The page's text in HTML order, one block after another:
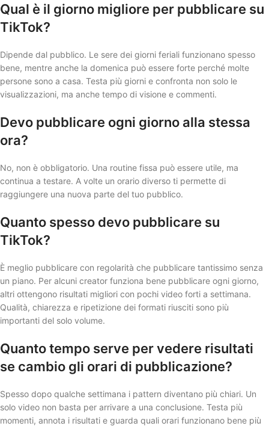
Qual è il giorno migliore per pubblicare su
TikTok?
Dipende dal pubblico. Le sere dei giorni feriali funzionano spesso
bene, mentre anche la domenica può essere forte perché molte
persone sono a casa. Testa più giorni e confronta non solo le
visualizzazioni, ma anche tempo di visione e commenti.
Devo pubblicare ogni giorno alla stessa
ora?
No, non è obbligatorio. Una routine fissa può essere utile, ma
continua a testare. A volte un orario diverso ti permette di
raggiungere una nuova parte del tuo pubblico.
Quanto spesso devo pubblicare su
TikTok?
È meglio pubblicare con regolarità che pubblicare tantissimo senza
un piano. Per alcuni creator funziona bene pubblicare ogni giorno,
altri ottengono risultati migliori con pochi video forti a settimana.
Qualità, chiarezza e ripetizione dei formati riusciti sono più
importanti del solo volume.
Quanto tempo serve per vedere risultati
se cambio gli orari di pubblicazione?
Spesso dopo qualche settimana i pattern diventano più chiari. Un
solo video non basta per arrivare a una conclusione. Testa più
momenti, annota i risultati e guarda quali orari funzionano bene più